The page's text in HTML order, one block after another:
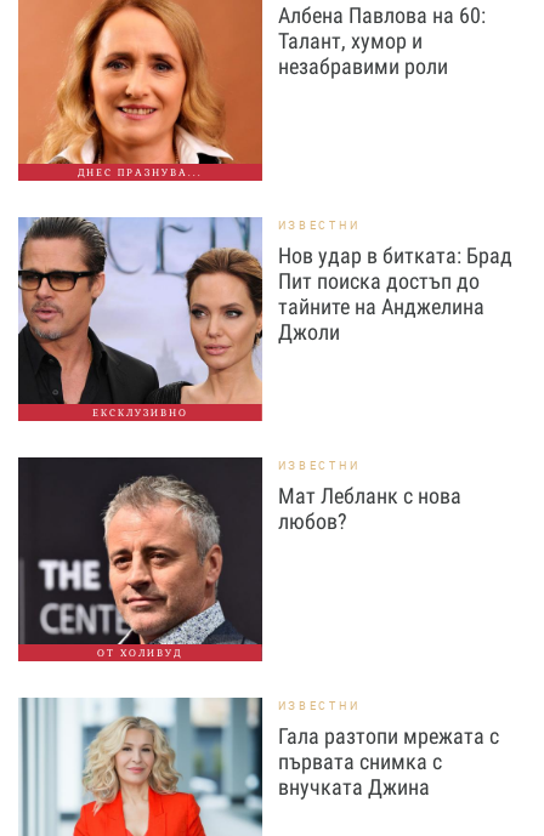
ДНЕС ПРАЗНУВА...
Албена Павлова на 60:
Талант, хумор и
незабравими роли
ЕКСКЛУЗИВНО
ИЗВЕСТНИ
Нов удар в битката: Брад
Пит поиска достъп до
тайните на Анджелина
Джоли
ОТ ХОЛИВУД
ИЗВЕСТНИ
Мат Лебланк с нова
любов?
ИЗВЕСТНИ
Гала разтопи мрежата с
първата снимка с
внучката Джина